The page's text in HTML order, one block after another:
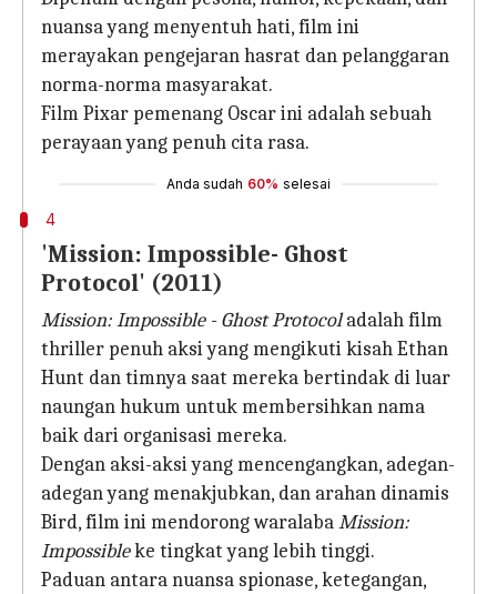
nuansa yang menyentuh hati, film ini
merayakan pengejaran hasrat dan pelanggaran
norma-norma masyarakat.
Film Pixar pemenang Oscar ini adalah sebuah
perayaan yang penuh cita rasa.
Anda sudah 60% selesai
4
'Mission: Impossible- Ghost
Protocol' (2011)
Mission: Impossible - Ghost Protocoladalah film
thriller penuh aksi yang mengikuti kisah Ethan
Hunt dan timnya saat mereka bertindak di luar
naungan hukum untuk membersihkan nama
baik dari organisasi mereka.
Dengan aksi-aksi yang mencengangkan, adegan-
adegan yang menakjubkan, dan arahan dinamis
Bird, film ini mendorong waralabaMission:
Impossibleke tingkat yang lebih tinggi.
Paduan antara nuansa spionase, ketegangan,